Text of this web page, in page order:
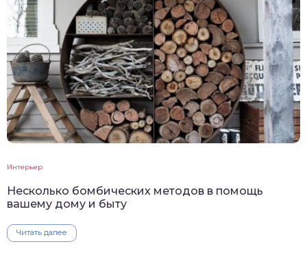
Интерьер
Несколько бомбических методов в помощь
вашему дому и быту
Читать далее